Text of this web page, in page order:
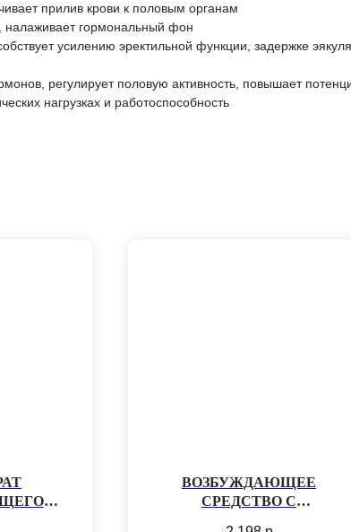
прилив крови к половым органам
налаживает гормональный фон
усилению эректильной функции, задержке
регулирует половую активность, повышает
нагрузках и работоспособность
ВОЗБУЖДАЮЩЕЕ
СРЕДСТВО С